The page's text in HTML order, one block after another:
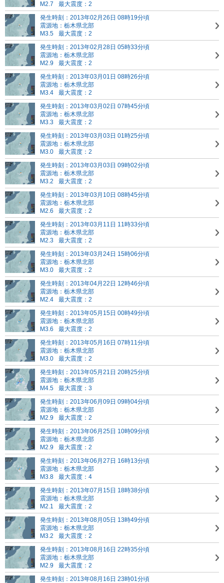
M2.7
最大震度：2
発生時刻：2013年02月26日 08時19分頃
震源地：栃木県北部
M3.5
最大震度：2
発生時刻：2013年02月28日 05時33分頃
震源地：栃木県北部
M2.9
最大震度：2
発生時刻：2013年03月01日 08時26分頃
震源地：栃木県北部
M3.4
最大震度：2
発生時刻：2013年03月02日 07時45分頃
震源地：栃木県北部
M3.3
最大震度：2
発生時刻：2013年03月03日 01時25分頃
震源地：栃木県北部
M3.0
最大震度：2
発生時刻：2013年03月03日 09時02分頃
震源地：栃木県北部
M3.2
最大震度：2
発生時刻：2013年03月10日 08時45分頃
震源地：栃木県北部
M2.6
最大震度：2
発生時刻：2013年03月11日 11時33分頃
震源地：栃木県北部
M2.3
最大震度：2
発生時刻：2013年03月24日 15時06分頃
震源地：栃木県北部
M3.0
最大震度：2
発生時刻：2013年04月22日 12時46分頃
震源地：栃木県北部
M2.4
最大震度：2
発生時刻：2013年05月15日 00時49分頃
震源地：栃木県北部
M3.6
最大震度：2
発生時刻：2013年05月16日 07時11分頃
震源地：栃木県北部
M3.0
最大震度：2
発生時刻：2013年05月21日 20時25分頃
震源地：栃木県北部
M4.5
最大震度：3
発生時刻：2013年06月09日 09時04分頃
震源地：栃木県北部
M2.9
最大震度：2
発生時刻：2013年06月25日 10時09分頃
震源地：栃木県北部
M2.9
最大震度：2
発生時刻：2013年06月27日 16時13分頃
震源地：栃木県北部
M3.8
最大震度：4
発生時刻：2013年07月15日 18時38分頃
震源地：栃木県北部
M2.1
最大震度：2
発生時刻：2013年08月05日 13時49分頃
震源地：栃木県北部
M3.2
最大震度：2
発生時刻：2013年08月16日 22時35分頃
震源地：栃木県北部
M2.9
最大震度：2
発生時刻：2013年08月16日 23時01分頃